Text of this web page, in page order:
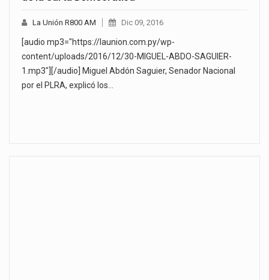
La Unión R800 AM Dic 09, 2016
[audio mp3="https://launion.com.py/wp-
content/uploads/2016/12/30-MIGUEL-ABDO-SAGUIER-
1.mp3"][/audio] Miguel Abdón Saguier, Senador Nacional
por el PLRA, explicó los…